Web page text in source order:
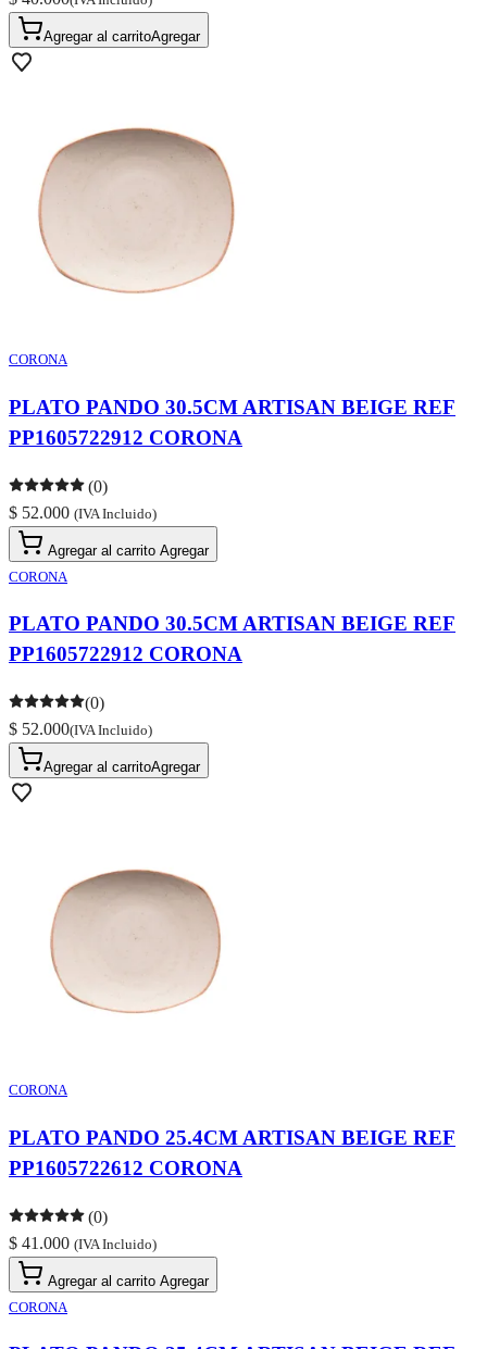
Agregar al carritoAgregar
CORONA
PLATO PANDO 30.5CM ARTISAN BEIGE REF
PP1605722912 CORONA
(0)
$ 52.000 (IVA Incluido)
Agregar al carrito Agregar
CORONA
PLATO PANDO 30.5CM ARTISAN BEIGE REF
PP1605722912 CORONA
(0)
$ 52.000(IVA Incluido)
Agregar al carritoAgregar
CORONA
PLATO PANDO 25.4CM ARTISAN BEIGE REF
PP1605722612 CORONA
(0)
$ 41.000 (IVA Incluido)
Agregar al carrito Agregar
CORONA